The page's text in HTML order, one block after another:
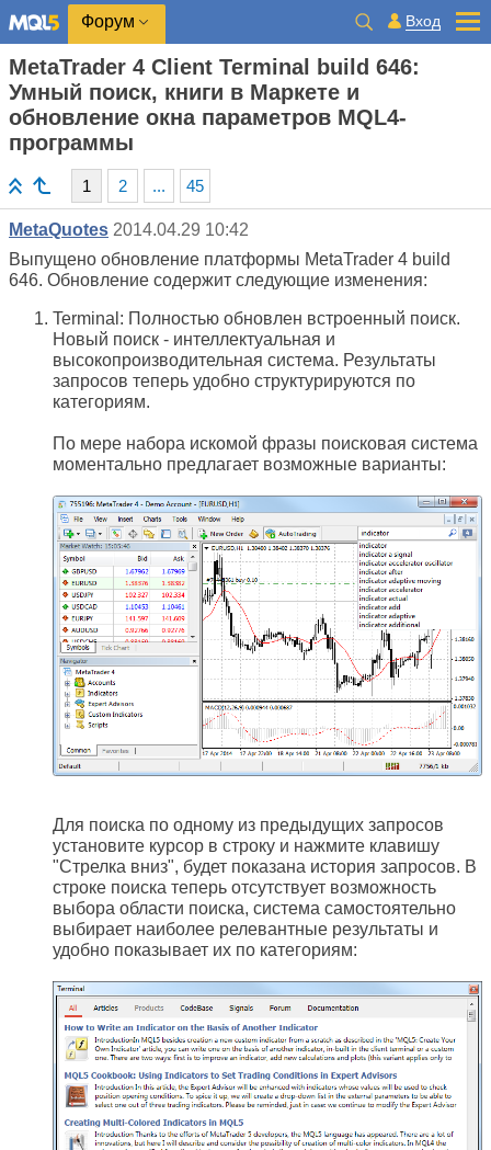
Форум Вход
MetaTrader 4 Client Terminal build 646:
Умный поиск, книги в Маркете и
обновление окна параметров MQL4-
программы
1 2 ... 45
MetaQuotes 2014.04.29 10:42
Выпущено обновление платформы MetaTrader 4 build
646. Обновление содержит следующие изменения:
Terminal: Полностью обновлен встроенный поиск.
Новый поиск - интеллектуальная и
высокопроизводительная система. Результаты
запросов теперь удобно структурируются по
категориям.
По мере набора искомой фразы поисковая система
моментально предлагает возможные варианты:
Для поиска по одному из предыдущих запросов
установите курсор в строку и нажмите клавишу
"Стрелка вниз", будет показана история запросов. В
строке поиска теперь отсутствует возможность
выбора области поиска, система самостоятельно
выбирает наиболее релевантные результаты и
удобно показывает их по категориям: